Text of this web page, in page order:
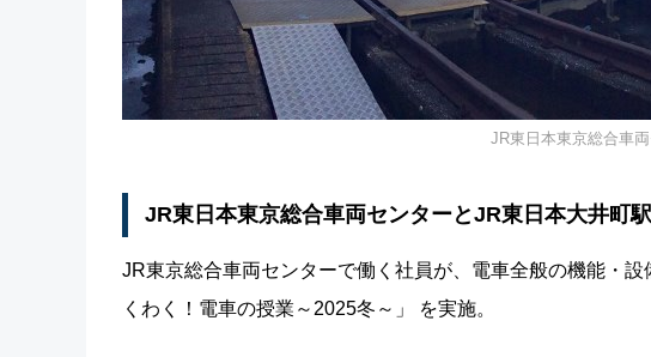
JR東日本東京総合車
JR東日本東京総合車両センターとJR東日本大井町
JR東京総合車両センターで働く社員が、電車全般の機能・
くわく！電車の授業～2025冬～」 を実施。